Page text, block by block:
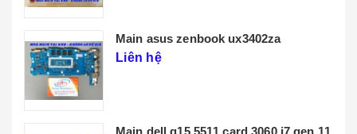
Main lenovo t14 gen 3
Liên hệ